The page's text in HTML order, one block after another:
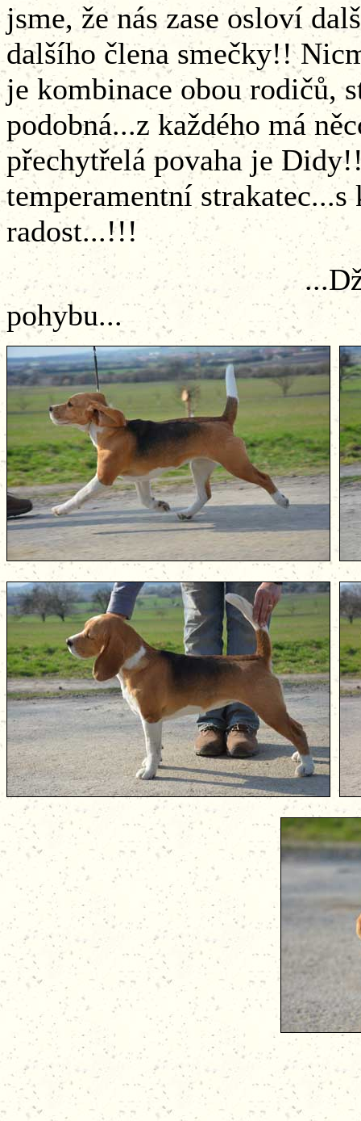
jsme, že nás zase osloví
dalšího člena smečky!!
je kombinace obou rodičů,
podobná...z každého má
přechytřelá povaha je
temperamentní
radost...!!!
...Džemík 1 rok
pohybu...